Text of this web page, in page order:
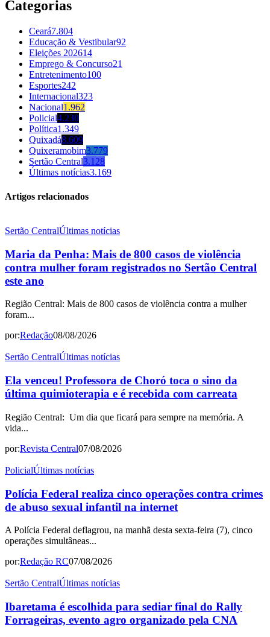
Categorias
Ceará7.804
Educação & Vestibular92
Eleições 202614
Emprego & Concurso21
Entretenimento100
Esportes242
Internacional323
Nacional1.962
Policial4.230
Política1.349
Quixadá8.609
Quixeramobim3.779
Sertão Central3.128
Últimas notícias3.169
Artigos relacionados
Sertão CentralÚltimas notícias
Maria da Penha: Mais de 800 casos de violência
contra mulher foram registrados no Sertão Central
este ano
Região Central: Mais de 800 casos de violência contra a mulher
foram...
por:Redação08/08/2026
Sertão CentralÚltimas notícias
Ela venceu! Professora de Choró toca o sino da
última quimioterapia e é recebida com carreata
Região Central: Um dia que ficará para sempre na memória. A
vida...
por:Revista Central07/08/2026
PolicialÚltimas notícias
Polícia Federal realiza cinco operações contra crimes
de abuso sexual infantil na internet
A Polícia Federal deflagrou, na manhã desta sexta-feira (7), cinco
operações simultâneas...
por:Redação RC07/08/2026
Sertão CentralÚltimas notícias
Ibaretama é escolhida para sediar final do Rally
Forrageiras, evento agro organizado pela CNA